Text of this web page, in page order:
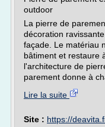
outdoor
La pierre de
décoration
façade. Le matériau
bâtiment et restaure
l'architecture de
parement donne à
Lire la suite
Site : https://